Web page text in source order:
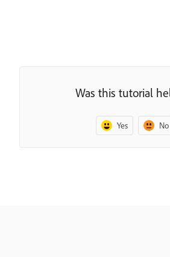
Was this tutorial
Yes No